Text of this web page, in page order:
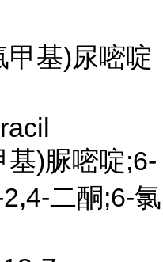
基)尿嘧啶
基)脲嘧啶;6-
二酮;6-氯